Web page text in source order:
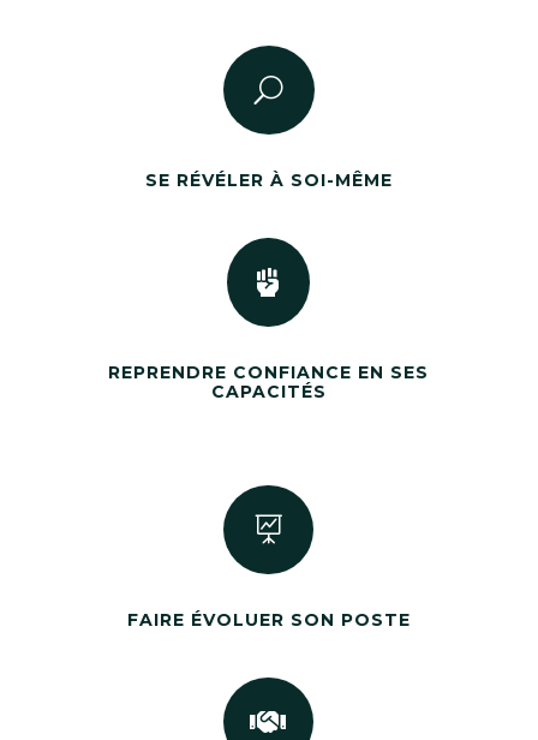
U
SE RÉVÉLER À SOI-MÊME

REPRENDRE CONFIANCE EN SES
CAPACITÉS

FAIRE ÉVOLUER SON POSTE
